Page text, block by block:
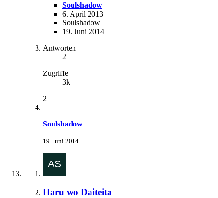
Soulshadow
6. April 2013
Soulshadow
19. Juni 2014
Antworten
2
Zugriffe
3k
2
Soulshadow
19. Juni 2014
Haru wo Daiteita